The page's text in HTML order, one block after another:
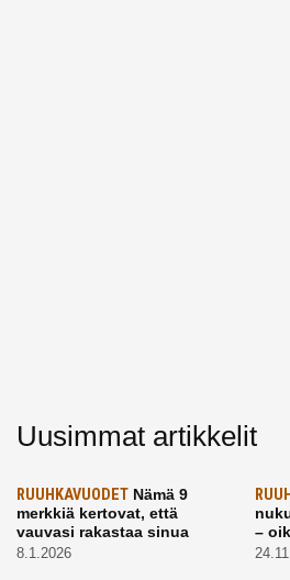
Uusimmat artikkelit
RUUHKAVUODET Nämä 9
merkkiä kertovat, että
vauvasi rakastaa sinua
8.1.2026
–